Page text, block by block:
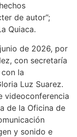
de autor”;
Quiaca.
de 2026, por
con secretaría
la
Luz Suarez.
videoconferencia
de la Oficina de
y sonido e